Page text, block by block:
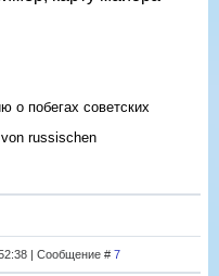
о побегах советских
russischen
| Сообщение # 7